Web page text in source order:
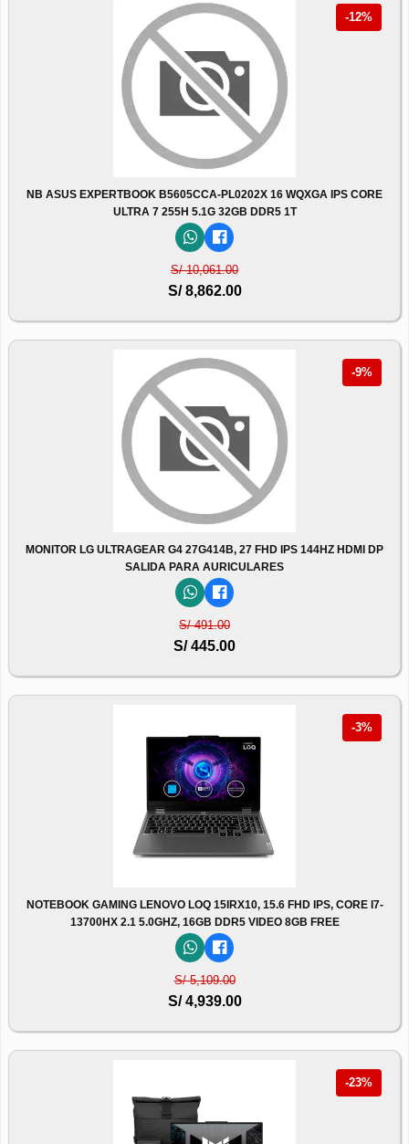
-12%
NB ASUS EXPERTBOOK B5605CCA-PL0202X 16 WQXGA IPS CORE
ULTRA 7 255H 5.1G 32GB DDR5 1T
S/ 10,061.00
S/ 8,862.00
-9%
MONITOR LG ULTRAGEAR G4 27G414B, 27 FHD IPS 144HZ HDMI DP
SALIDA PARA AURICULARES
S/ 491.00
S/ 445.00
-3%
NOTEBOOK GAMING LENOVO LOQ 15IRX10, 15.6 FHD IPS, CORE I7-
13700HX 2.1 5.0GHZ, 16GB DDR5 VIDEO 8GB FREE
S/ 5,109.00
S/ 4,939.00
-23%